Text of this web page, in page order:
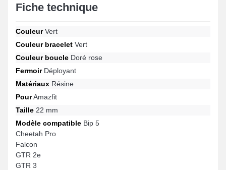
Fiche technique
CouleurVert
Couleur bracelet Vert
Couleur boucle Doré rose
FermoirDéployant
Matériaux Résine
PourAmazfit
Taille 22 mm
Modèle compatible Bip 5
Cheetah Pro
Falcon
GTR 2e
GTR 3